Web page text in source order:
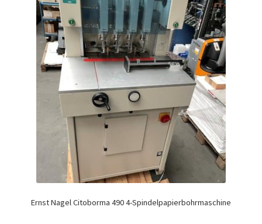
Ernst Nagel Citoborma 490 4-Spindelpapierbohrmaschine